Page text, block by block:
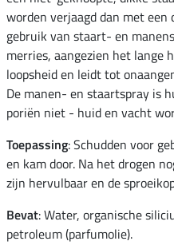
worden verjaagd dan met een
gebruik van staart- en
merries, aangezien het lange
loopsheid en leidt tot
De manen- en staartspray is
poriën niet - huid en vacht
Toepassing: Schudden voor
en kam door. Na het drogen
zijn hervulbaar en de
Bevat: Water, organische
petroleum (parfumolie).